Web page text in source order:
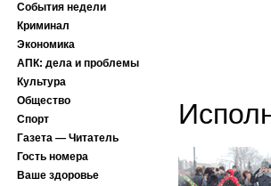
События недели
Криминал
Экономика
АПК: дела и проблемы
Культура
Общество
Спорт
Газета — Читатель
Гость номера
Ваше здоровье